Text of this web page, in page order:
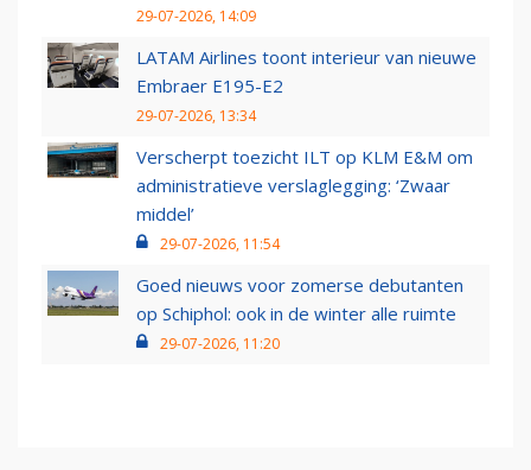
29-07-2026, 14:09
LATAM Airlines toont interieur van nieuwe
Embraer E195-E2
29-07-2026, 13:34
Verscherpt toezicht ILT op KLM E&M om
administratieve verslaglegging: ‘Zwaar
middel’
29-07-2026, 11:54
Goed nieuws voor zomerse debutanten
op Schiphol: ook in de winter alle ruimte
29-07-2026, 11:20